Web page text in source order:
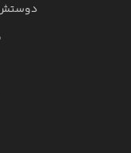
دوستش